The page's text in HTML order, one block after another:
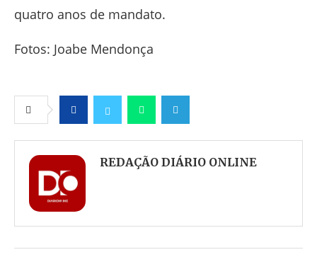
quatro anos de mandato.
Fotos: Joabe Mendonça
FacebookTwitter WhatsappTelegram
REDAÇÃO DIÁRIO ONLINE